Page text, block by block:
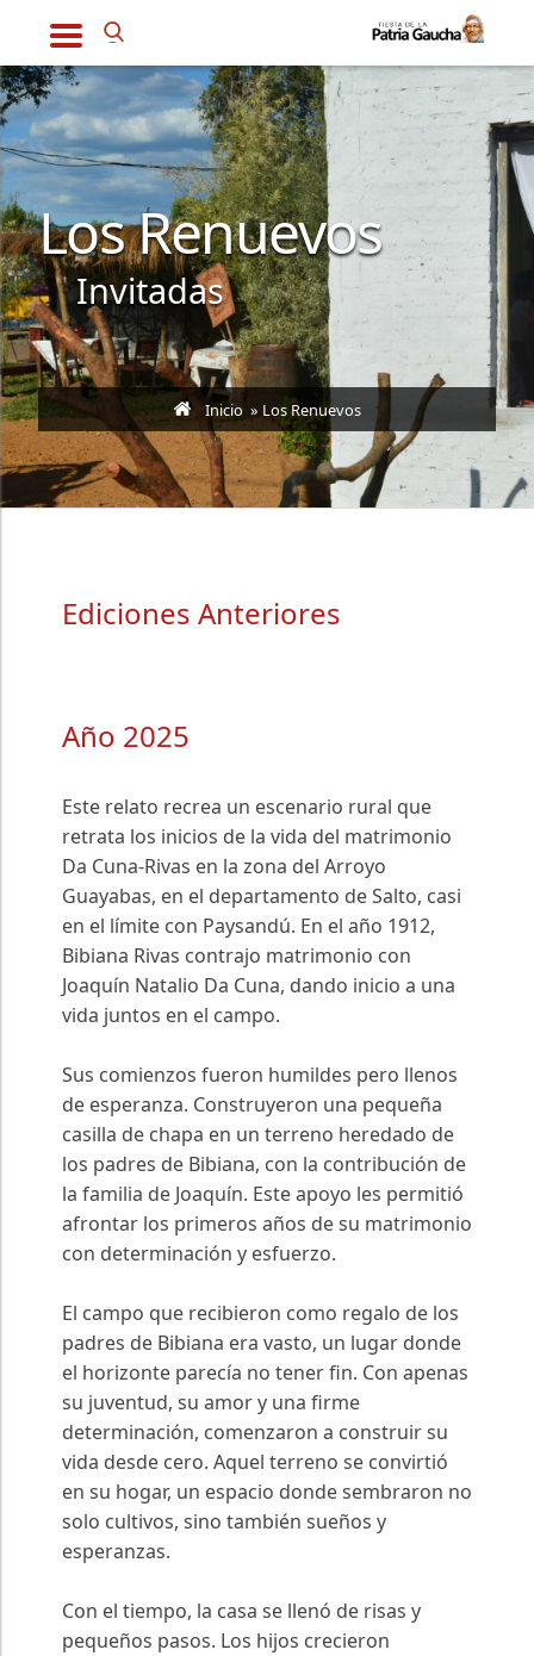
Los Renuevos
Invitadas
Inicio » Los Renuevos
Ediciones Anteriores
Año 2025
Este relato recrea un escenario rural que
retrata los inicios de la vida del matrimonio
Da Cuna-Rivas en la zona del Arroyo
Guayabas, en el departamento de Salto, casi
en el límite con Paysandú. En el año 1912,
Bibiana Rivas contrajo matrimonio con
Joaquín Natalio Da Cuna, dando inicio a una
vida juntos en el campo.
Sus comienzos fueron humildes pero llenos
de esperanza. Construyeron una pequeña
casilla de chapa en un terreno heredado de
los padres de Bibiana, con la contribución de
la familia de Joaquín. Este apoyo les permitió
afrontar los primeros años de su matrimonio
con determinación y esfuerzo.
El campo que recibieron como regalo de los
padres de Bibiana era vasto, un lugar donde
el horizonte parecía no tener fin. Con apenas
su juventud, su amor y una firme
determinación, comenzaron a construir su
vida desde cero. Aquel terreno se convirtió
en su hogar, un espacio donde sembraron no
solo cultivos, sino también sueños y
esperanzas.
Con el tiempo, la casa se llenó de risas y
pequeños pasos. Los hijos crecieron